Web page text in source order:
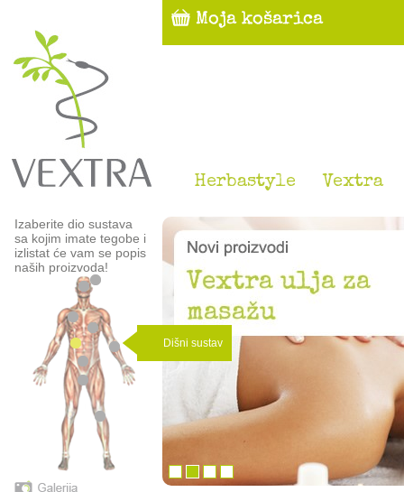
Herbastyle Vextra
Izaberite dio sustava
sa kojim imate tegobe i
izlistat će vam se popis
naših proizvoda!
Dišni sustav